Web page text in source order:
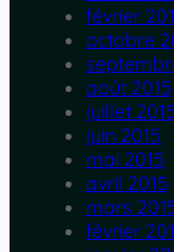
février
octobre
août 2015
juillet 2015
juin 2015
mai 2015
avril 2015
mars
février